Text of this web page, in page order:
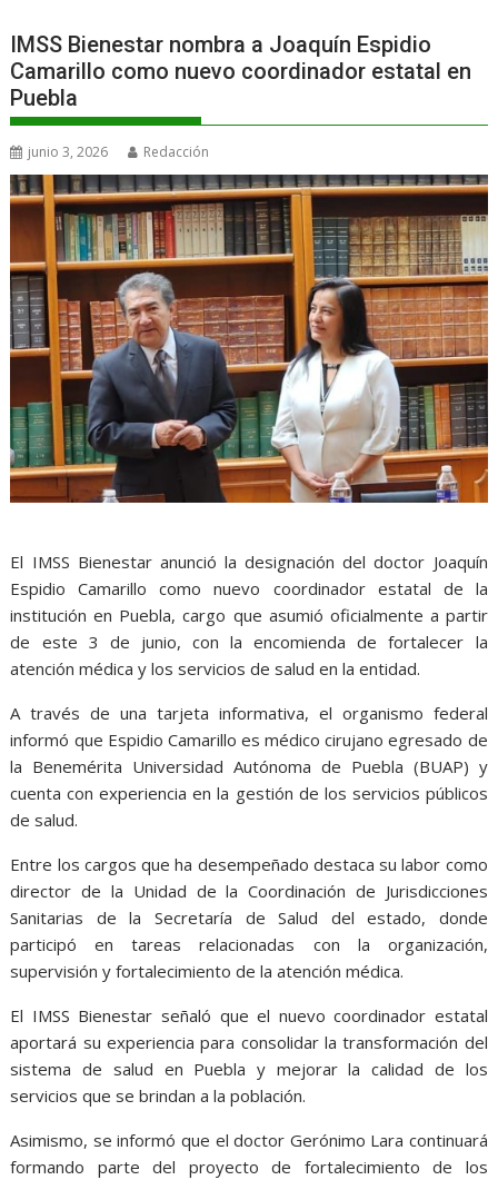
IMSS Bienestar nombra a Joaquín Espidio
Camarillo como nuevo coordinador estatal en
Puebla
junio 3, 2026 Redacción
El IMSS Bienestar anunció la designación del doctor Joaquín
Espidio Camarillo como nuevo coordinador estatal de la
institución en Puebla, cargo que asumió oficialmente a partir
de este 3 de junio, con la encomienda de fortalecer la
atención médica y los servicios de salud en la entidad.
A través de una tarjeta informativa, el organismo federal
informó que Espidio Camarillo es médico cirujano egresado de
la Benemérita Universidad Autónoma de Puebla (BUAP) y
cuenta con experiencia en la gestión de los servicios públicos
de salud.
Entre los cargos que ha desempeñado destaca su labor como
director de la Unidad de la Coordinación de Jurisdicciones
Sanitarias de la Secretaría de Salud del estado, donde
participó en tareas relacionadas con la organización,
supervisión y fortalecimiento de la atención médica.
El IMSS Bienestar señaló que el nuevo coordinador estatal
aportará su experiencia para consolidar la transformación del
sistema de salud en Puebla y mejorar la calidad de los
servicios que se brindan a la población.
Asimismo, se informó que el doctor Gerónimo Lara continuará
formando parte del proyecto de fortalecimiento de los